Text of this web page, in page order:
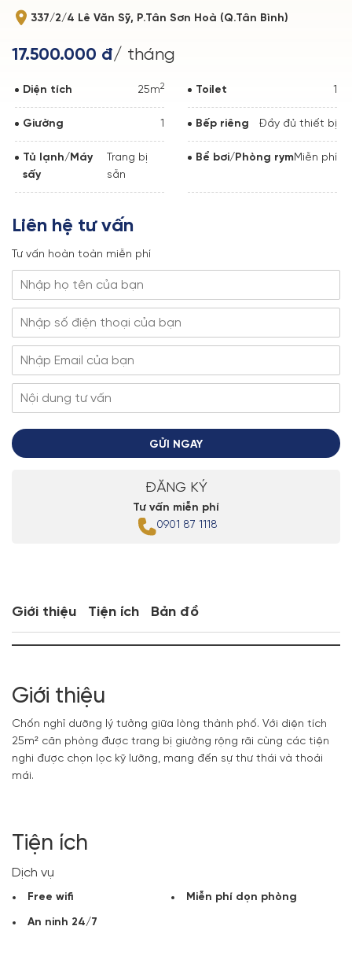
337/2/4 Lê Văn Sỹ, P.Tân Sơn Hoà (Q.Tân Bình)
17.500.000 đ/ tháng
Diện tích 25m2 Toilet 1
Giường 1 Bếp riêng Đầy đủ thiết bị
Tủ lạnh/Máy
sấy
Trang bị
sẵn
Bể bơi/Phòng rymMiễn phí
Liên hệ tư vấn
Tư vấn hoàn toàn miễn phí
GỬI NGAY
ĐĂNG KÝ
Tư vấn miễn phí
0901 87 1118
Giới thiệu Tiện ích Bản đồ
Giới thiệu
Chốn nghỉ dưỡng lý tưởng giữa lòng thành phố. Với diện tích
25m² căn phòng được trang bị giường rộng rãi cùng các tiện
nghi được chọn lọc kỹ lưỡng, mang đến sự thư thái và thoải
mái.
Tiện ích
Dịch vụ
Free wifi Miễn phí dọn phòng
An ninh 24/7